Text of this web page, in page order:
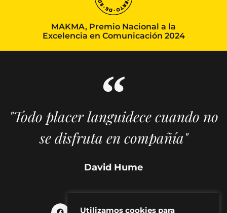
MAKMA, Premio Nacional a la
Excelencia en Comunicación 2024
"Todo placer languidece cuando no
se disfruta en compañía"
David Hume
Utilizamos cookies para